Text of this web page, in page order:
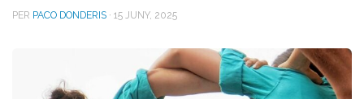
PER PACO DONDERIS · 15 JUNY, 2025